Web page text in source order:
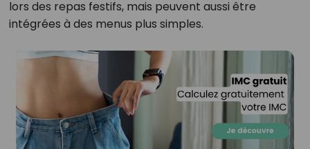
lors des repas festifs, mais peuvent aussi être
intégrées à des menus plus simples.